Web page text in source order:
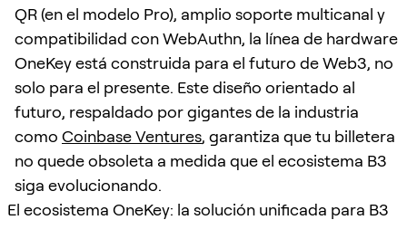
QR (en el modelo Pro), amplio soporte multicanal y
compatibilidad con WebAuthn, la línea de hardware
OneKey está construida para el futuro de Web3, no
solo para el presente. Este diseño orientado al
futuro, respaldado por gigantes de la industria
como Coinbase Ventures, garantiza que tu billetera
no quede obsoleta a medida que el ecosistema B3
siga evolucionando.
El ecosistema OneKey: la solución unificada para B3